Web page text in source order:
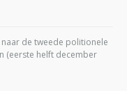
de tweede politionele
(eerste helft december